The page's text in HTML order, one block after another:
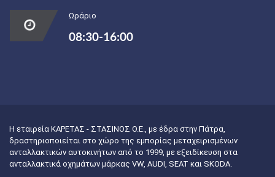
Ωράριο
08:30-16:00
Η εταιρεία ΚΑΡΕΤΑΣ - ΣΤΑΣΙΝΟΣ Ο.Ε., με έδρα στην Πάτρα,
δραστηριοποιείται στο χώρο της εμπορίας μεταχειρισμένων
ανταλλακτικών αυτοκινήτων από το 1999, με εξειδίκευση στα
ανταλλακτικά οχημάτων μάρκας VW, AUDI, SEAT και SKODA.